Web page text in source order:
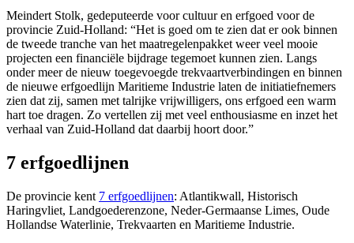
Meindert Stolk, gedeputeerde voor cultuur en erfgoed voor de
provincie Zuid-Holland: “Het is goed om te zien dat er ook binnen
de tweede tranche van het maatregelenpakket weer veel mooie
projecten een financiële bijdrage tegemoet kunnen zien. Langs
onder meer de nieuw toegevoegde trekvaartverbindingen en binnen
de nieuwe erfgoedlijn Maritieme Industrie laten de initiatiefnemers
zien dat zij, samen met talrijke vrijwilligers, ons erfgoed een warm
hart toe dragen. Zo vertellen zij met veel enthousiasme en inzet het
verhaal van Zuid-Holland dat daarbij hoort door.”
7 erfgoedlijnen
De provincie kent 7 erfgoedlijnen: Atlantikwall, Historisch
Haringvliet, Landgoederenzone, Neder-Germaanse Limes, Oude
Hollandse Waterlinie, Trekvaarten en Maritieme Industrie.